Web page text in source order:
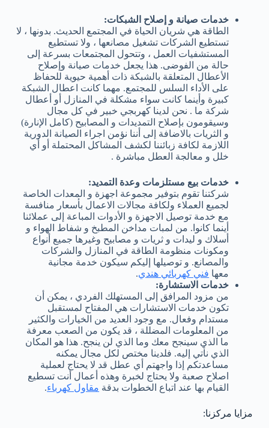
خدمات صيانة و إصلاح الشبكات:
الطاقة هي شريان الحياة في المجتمع الحديث. بدونها ، لا
تستطيع الشركات تشغيل مصانعها ، ولا تستطيع
المستشفيات العمل ، وتتحول المجتمعات بسرعة إلى
حالة من الفوضى. هذا يجعل خدمات صيانة وإصلاح
الأعطال المتعلقة بالشبكة ذات أهمية حيوية للحفاظ
على الأداء السلس للمجتمع. مهما كانت اعطال الشبكة
كبيرة وأينما كانت سواء مشكلة في المنازل أو أعطال
شركة ما . نحن لدينا كهربجي خبير في كل مجال
وسيقومون بإصلاح التمديدات و المصابيح (كامل الإنارة)
و الثريات بالاضافة إلى أننا نؤمن اجراء الصيانة الدورية
اللازمة لكافة زبائننا لكشف المشاكل المحتملة أو أي
خلل و معالجة العطل مباشرة .
خدمات بيع مستلزمات وعدة التمديد:
شركتنا تقوم بتوفير مجموعة اجهزة و المعدات الخاصة
لجميع العملاء ولكافة مجالات الاعمال بأسعار منافسة
مع خدمة توصيل الاجهزة و الأدوات المباعة إلى عملائنا
أينما كانوا. من لمبات مداخن المطبخ و شفاط الهواء و
أسلاك و ليدات و ثريات و مصابيح وغيرها جميع أنواع
ومكونات منظومة الطاقة في المنازل والشركات
والمصانع. و توصيلها إليكم سيكون خدمة مجانية
معها فني كهربائي هندي.
خدمات الاستشارة:
من مزود المرافق إلى المستهلك الفردي ، يمكن أن
تكون خدمات الاستشارات هي المفتاح لمستقبل
مستدام وفعال. مع وجود العديد من الخيارات والكثير
من المعلومات المضللة ، قد يكون من الصعب معرفة
ما الذي سينجح معك وما الذي لن ينجح. هذا هو المكان
الذي نأتي إليه. فلدينا مختص لكل مجال يمكنه
مساعدتكم إذا واجهتم أي عطل قد لا يحتاج لعملية
اصلاح صعبة ولا يحتاج لخبرة وهذه أعمال أنت تسطيع
القيام بها عند اتباع الخطوات بدقة مقاول كهرباء.
مزايا مركزنا: